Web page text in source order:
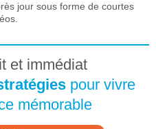
jour sous forme de courtes
et immédiat
pour vivre
mémorable